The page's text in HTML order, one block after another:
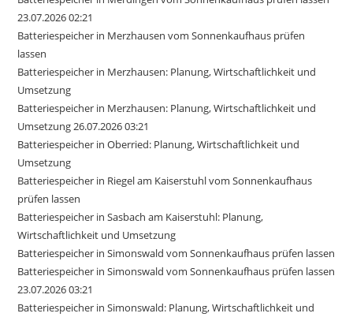
23.07.2026 02:21
Batteriespeicher in Merzhausen vom Sonnenkaufhaus prüfen
lassen
Batteriespeicher in Merzhausen: Planung, Wirtschaftlichkeit und
Umsetzung
Batteriespeicher in Merzhausen: Planung, Wirtschaftlichkeit und
Umsetzung 26.07.2026 03:21
Batteriespeicher in Oberried: Planung, Wirtschaftlichkeit und
Umsetzung
Batteriespeicher in Riegel am Kaiserstuhl vom Sonnenkaufhaus
prüfen lassen
Batteriespeicher in Sasbach am Kaiserstuhl: Planung,
Wirtschaftlichkeit und Umsetzung
Batteriespeicher in Simonswald vom Sonnenkaufhaus prüfen lassen
Batteriespeicher in Simonswald vom Sonnenkaufhaus prüfen lassen
23.07.2026 03:21
Batteriespeicher in Simonswald: Planung, Wirtschaftlichkeit und